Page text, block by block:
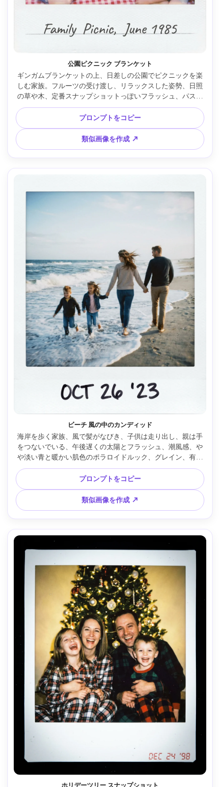
公園ピクニック ブランケット
ギンガムブランケットの上、日差しの公園でピクニックを楽
しむ家族。フルーツの受け渡し、リラックスした姿勢、日照
の草や木、定番スナップショットっぽいフラッシュ、パステ
ルトーンでほんのりフェードしたフィルム風、グレイン・ラ
イトリーク少々、白枠＆淡いキャプション、リアルなエディ
トリアルスナップ、Sony A7III・28mm斜め上から --ar 4:5
プロンプトをコピー
類似画像を作成 ↗
ビーチ 風の中のカンディッド
海岸を歩く家族、風で髪がなびき、子供は走り出し、親は手
をつないでいる、午後遅くの太陽とフラッシュ、潮風感、や
や淡い青と暖かい肌色のポラロイドルック、グレイン、有機
的なブラー、白枠、リアル描写、Canon EOS R5・24mmレン
ズ・全身フレーム --ar 4:5
プロンプトをコピー
類似画像を作成 ↗
ホリデーツリー スナップショット